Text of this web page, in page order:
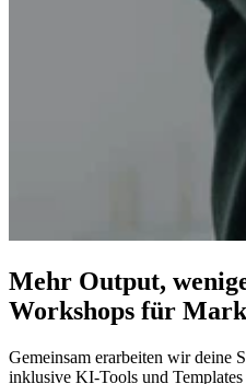
Mehr Output,
Workshops für
Gemeinsam erarbeiten wir deine
inklusive KI-Tools und